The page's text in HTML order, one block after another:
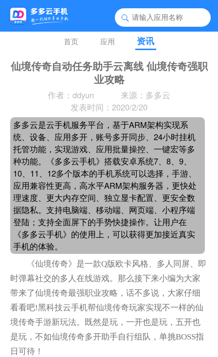
首页 应用 资讯
仙境传奇自动任务助手云离线 仙境传奇强职
业攻略
作者：ddyun
来源：多多云
发表时间：2020/2/20
多多云是云手机服务平台，基于ARM架构实现系
统、设备、应用多开，账号多开同步、24小时挂机
托管功能，实现游戏、应用批量操控、一键宏等多
种功能。《多多云手机》搭载安卓系统7、8、9、
10、11、12多个版本的手机系统可以选择，手游、
应用兼容性更高，高水平ARM架构服务器，更快处
理速度、更大内存空间、独立显卡配置、更安全数
据隐私。支持电脑端、移动端、网页端、小程序端
登陆；支持全面屏下的手势快捷操作。让用户在
《多多云手机》的使用上，可以获得更加接近真实
手机的体验。
《仙境传奇》是一款Q版欧卡风格、多人同屏、即
时弹幕社交的多人在线游戏。那么接下来小编为大家
带来了仙境传奇最强职业攻略，话不多说，大家仔细
看看吧!黑科技云手机帮仙境传奇玩家实现不一样的仙
境传奇手游新玩法。既然是玩，一开也是玩，五开也
是玩，不如仙境传奇多开助手自行组队，单挑BOSS指
日可待！